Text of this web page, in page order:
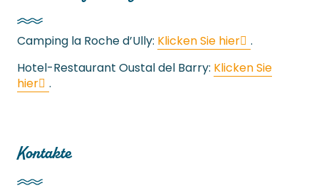
Camping la Roche d’Ully: Klicken Sie hier
.
Hotel-Restaurant Oustal del Barry: Klicken Sie
hier
.
Kontakte